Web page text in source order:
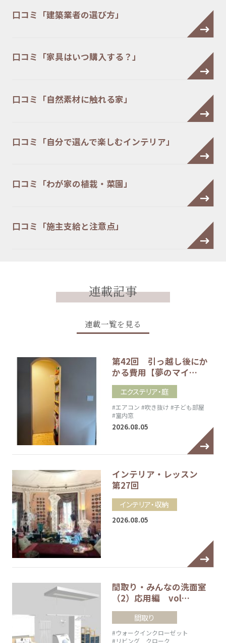
口コミ「建築業者の選び方」
口コミ「家具はいつ購入する？」
口コミ「自然素材に触れる家」
口コミ「自分で選んで楽しむインテリア」
口コミ「わが家の植栽・菜園」
口コミ「施主支給と注意点」
連載記事
連載一覧を見る
第42回 引っ越し後にか
かる費用【夢のマイ…
エクステリア・庭
#エアコン #吹き抜け #子ども部屋
#室内窓
2026.08.05
インテリア・レッスン
第27回
インテリア・収納
2026.08.05
間取り・みんなの洗面室
（2）応用編 vol…
間取り
#ウォークインクローゼット
#リビング クローク